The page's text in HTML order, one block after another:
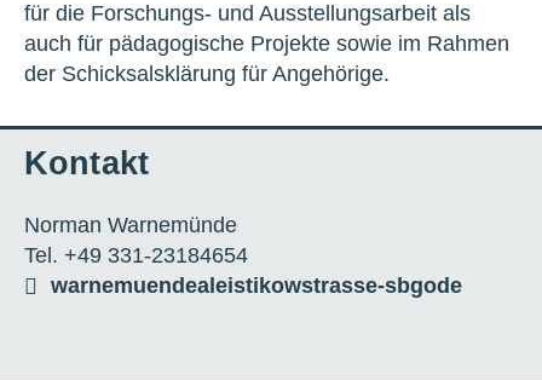
für die Forschungs- und Ausstellungsarbeit als
auch für pädagogische Projekte sowie im Rahmen
der Schicksalsklärung für Angehörige.
Kontakt
Norman Warnemünde
Tel. +49 331-23184654
warnemuendea leistikowstrasse-sbgode